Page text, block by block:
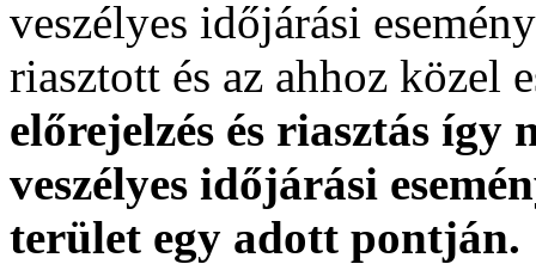
veszélyes időjárási
riasztott és az ahhoz közel
előrejelzés és riasztás
veszélyes időjárási
terület egy adott pontján.